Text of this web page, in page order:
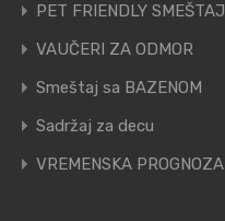
PET FRIENDLY SMEŠTAJ
VAUČERI ZA ODMOR
Smeštaj sa BAZENOM
Sadržaj za decu
VREMENSKA PROGNOZA